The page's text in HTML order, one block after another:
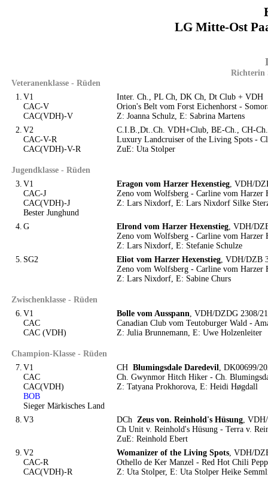
LG Mitte-Ost
Richterin
Veteranenklasse - Rüden
1. V1
CAC-V
CAC(VDH)-V
Inter. Ch., PL Ch, DK Ch, Dt Club + VDH
Orion's Belt vom Forst Eichenhorst -
Z: Joanna Schulz, E: Sabrina Martens
2. V2
CAC-V-R
CAC(VDH)-V-R
C.I.B.,Dt..Ch. VDH+Club, BE-Ch., CH-
Luxury Landcruiser of the Living Spots -
ZuE: Uta Stolper
Jugendklasse - Rüden
3. V1
CAC-J
CAC(VDH)-J
Bester Junghund
Eragon vom Harzer Hexenstieg, VDH/
Zeno vom Wolfsberg - Carline vom Harzer
Z: Lars Nixdorf, E: Lars Nixdorf Silke
4. G Elrond vom Harzer Hexenstieg, VDH/
Zeno vom Wolfsberg - Carline vom Harzer
Z: Lars Nixdorf, E: Stefanie Schulze
5. SG2 Eliot vom Harzer Hexenstieg, VDH/DZB
Zeno vom Wolfsberg - Carline vom Harzer
Z: Lars Nixdorf, E: Sabine Churs
Zwischenklasse - Rüden
6. V1
CAC
CAC (VDH)
Bolle vom Ausspann, VDH/DZDG 2308/
Canadian Club vom Teutoburger Wald -
Z: Julia Brunnemann, E: Uwe Holzenleiter
Champion-Klasse - Rüden
7. V1
CAC
CAC(VDH)
BOB
Sieger Märkisches Land
CH Blumingsdale Daredevil, DK00699/
Ch. Gwynmor Hitch Hiker - Ch.
Z: Tatyana Prokhorova, E: Heidi Høgdall
8. V3 DCh Zeus von. Reinhold's Hüsung,
Ch Unit v. Reinhold's Hüsung - Terra v.
ZuE: Reinhold Ebert
9. V2
CAC-R
CAC(VDH)-R
Womanizer of the Living Spots, VDH/
Othello de Ker Manzel - Red Hot Chili
Z: Uta Stolper, E: Uta Stolper Heike